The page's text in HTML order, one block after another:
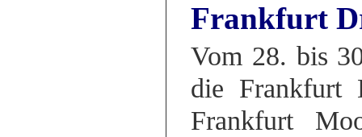
Frankfurt
Vom 28. bis
die Frankfurt
Frankfurt